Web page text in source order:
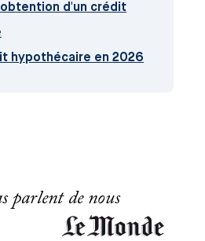
d'un crédit
hypothécaire en 2026
parlent de nous